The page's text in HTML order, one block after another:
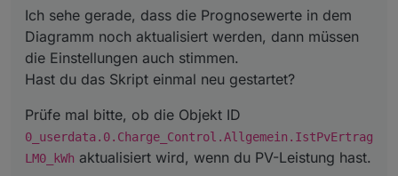
Hast du das Skript einmal neu gestartet?
0_userdata.0.Charge_Control.Allgemein.IstPv
ErtragLM0_kWh
aktualisiert wird, wenn du PV-Leistung
hast.
Ich sehe gerade, dass die Prognosewerte in dem
Diagramm noch aktualisiert werden, dann müssen
die Einstellungen auch stimmen.
Hast du das Skript einmal neu gestartet?
Prüfe mal bitte, ob die Objekt ID
0_userdata.0.Charge_Control.Allgemein.IstPvErtrag
LM0_kWh aktualisiert wird, wenn du PV-Leistung hast.